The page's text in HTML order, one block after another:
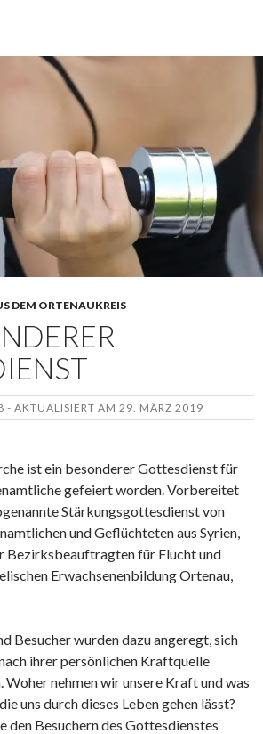
DEM ORTENAUKREIS
- AKTUALISIERT AM 29. MÄRZ 2019
ist ein besonderer Gottesdienst für
gefeiert worden. Vorbereitet
Stärkungsgottesdienst von
und Geflüchteten aus Syrien,
Bezirksbeauftragten für Flucht und
Erwachsenenbildung Ortenau,
Besucher wurden dazu angeregt, sich
ihrer persönlichen Kraftquelle
Woher nehmen wir unsere Kraft und was
uns durch dieses Leben gehen lässt?
den Besuchern des Gottesdienstes